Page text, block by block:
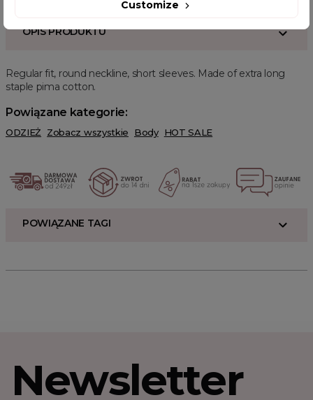
OPIS PRODUKTU
Regular fit, round neckline, short sleeves. Made of extra long
staple pima cotton.
Powiązane kategorie:
ODZIEŻ Zobacz wszystkie Body HOT SALE
POWIĄZANE TAGI
Newsletter
Customize